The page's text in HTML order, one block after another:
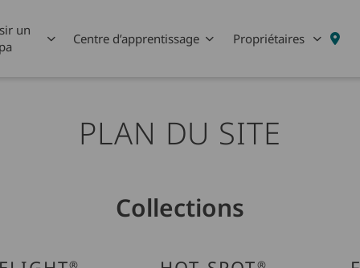
un
Centre d’apprentissage Propriétaires
PLAN DU SITE
Collections